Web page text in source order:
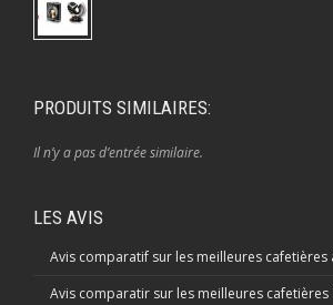
PRODUITS SIMILAIRES:
Il n’y a pas d’entrée similaire.
LES AVIS
Avis comparatif sur les meilleures cafetières
Avis comparatir sur les meilleures cafetières